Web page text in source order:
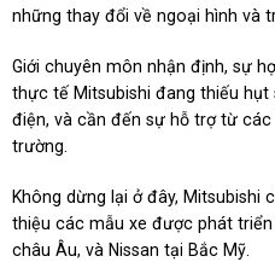
những thay đổi về ngoại hình và
Giới chuyên môn nhận định, sự
thực tế Mitsubishi đang thiếu hụt
điện, và cần đến sự hỗ trợ từ
trường.
Không dừng lại ở đây, Mitsubishi
thiệu các mẫu xe được phát
châu Âu, và Nissan tại Bắc Mỹ.